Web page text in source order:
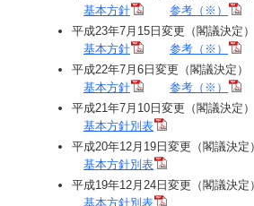
基本方針
参考（※）
平成23年7月15日変更（閣議決定）
基本方針
参考（※）
平成22年7月6日変更（閣議決定）
基本方針
参考（※）
平成21年7月10日変更（閣議決定）
基本方針別表
平成20年12月19日変更（閣議決定）
基本方針別表
平成19年12月24日変更（閣議決定）
基本方針別表